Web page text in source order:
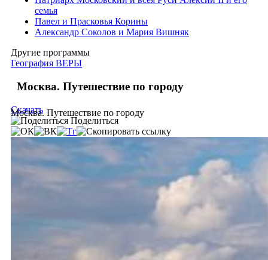
семья
Павел и Прасковья Корины
Александр Соколов и Мария Вишняк
Другие программы
География ВЕРЫ
Москва. Путешествие по городу
Москва. Путешествие по городу
Скачать
Поделиться